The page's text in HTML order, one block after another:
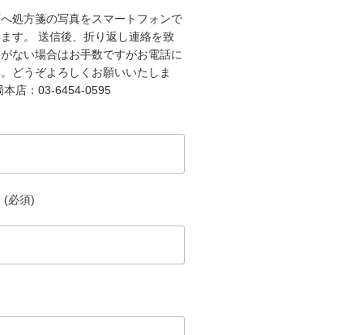
処方箋の写真をスマートフォンで
す。 送信後、折り返し連絡を致
ない場合はお手数ですがお電話に
どうぞよろしくお願いいたしま
本店：03-6454-0595
(必須)